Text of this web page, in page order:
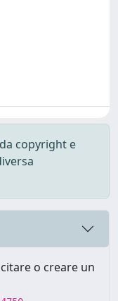
copyright e
o creare un